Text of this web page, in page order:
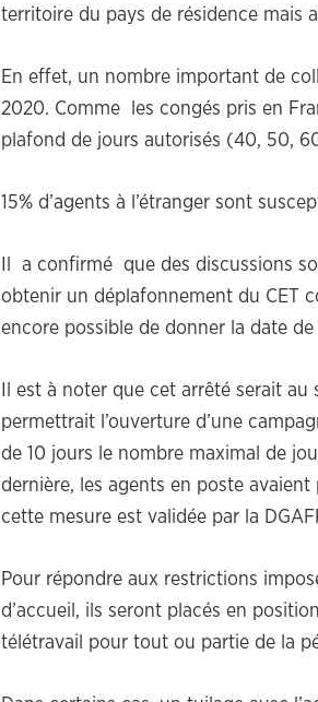
territoire du pays de résidence mais
En effet, un nombre important de
2020. Comme les congés pris en
plafond de jours autorisés (40, 50,
15% d’agents à l’étranger sont
Il a confirmé que des discussions
obtenir un déplafonnement du CET
encore possible de donner la date
Il est à noter que cet arrêté serait au
permettrait l’ouverture d’une
de 10 jours le nombre maximal de
dernière, les agents en poste
cette mesure est validée par la
Pour répondre aux restrictions
d’accueil, ils seront placés en
télétravail pour tout ou partie de la